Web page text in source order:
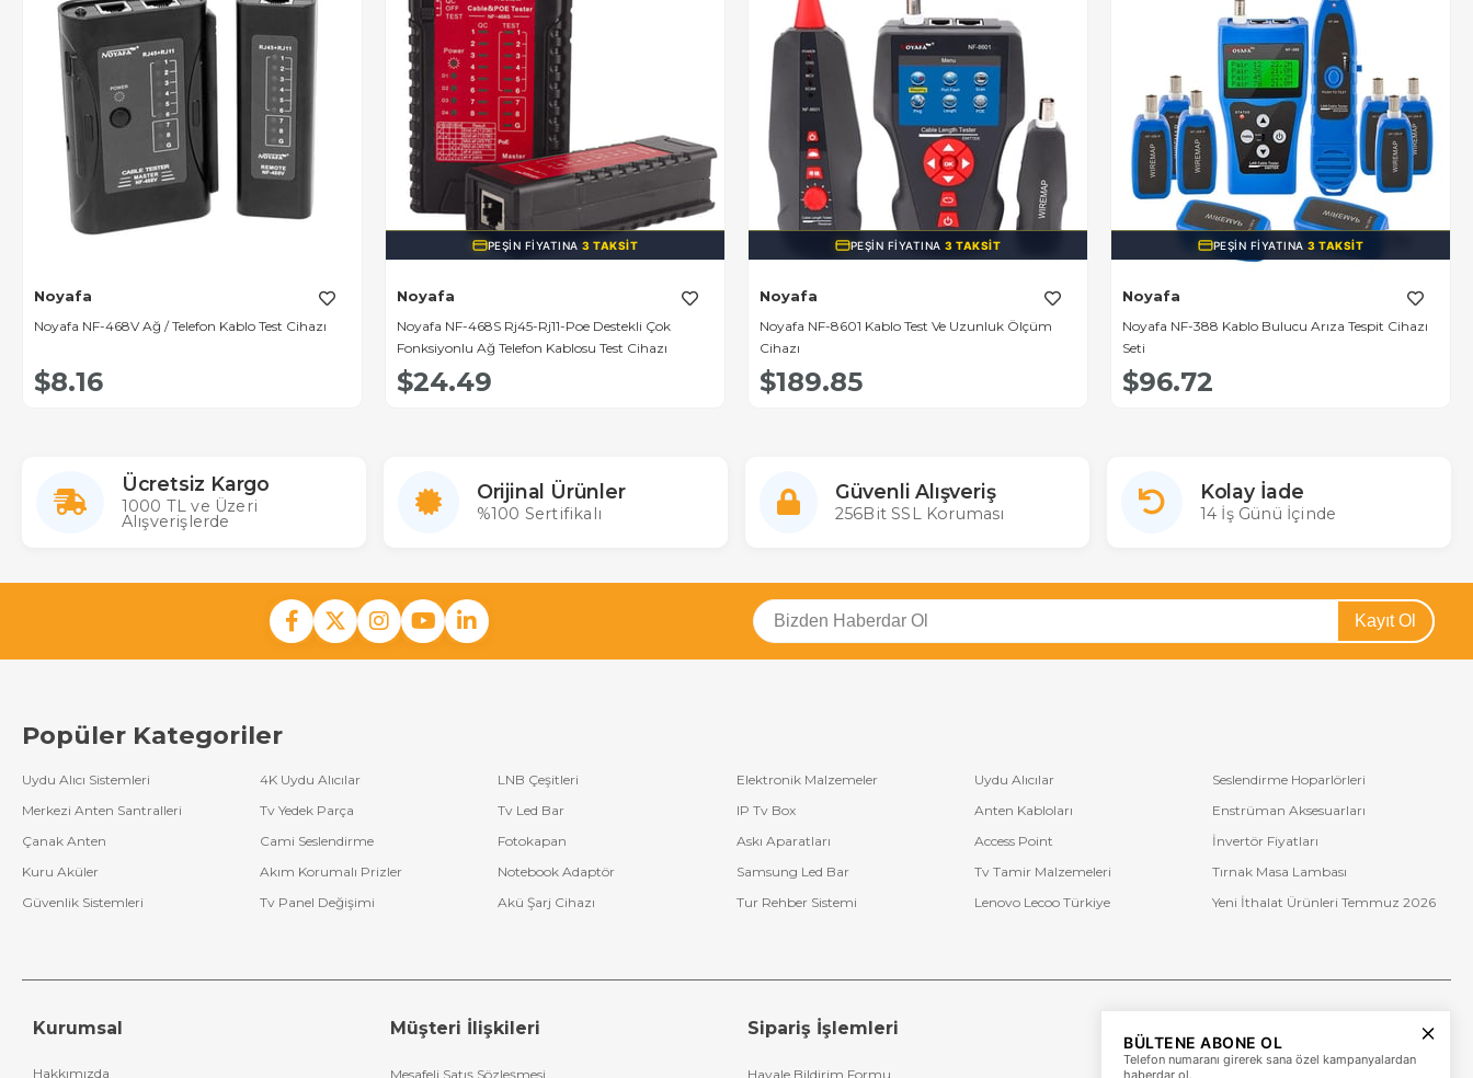
Noyafa
Noyafa NF-468V Ağ / Telefon Kablo Test Cihazı
$8.16
PEŞIN FIYATINA3 TAKSIT
Noyafa
Noyafa NF-468S Rj45-Rj11-Poe Destekli Çok
Fonksiyonlu Ağ Telefon Kablosu Test Cihazı
$24.49
PEŞIN FIYATINA3 TAKSIT
Noyafa
Noyafa NF-8601 Kablo Test Ve Uzunluk Ölçüm
Cihazı
$189.85
PEŞIN FIYATINA3 TAKSIT
Noyafa
Noyafa NF-388 Kablo Bulucu Arıza Tespit Cihazı
Seti
$96.72
Ücretsiz Kargo
1000 TL ve Üzeri
Alışverişlerde
Orijinal Ürünler
%100 Sertifikalı
Güvenli Alışveriş
256Bit SSL Koruması
Kolay İade
14 İş Günü İçinde
Kayıt Ol
Popüler Kategoriler
Uydu Alıcı Sistemleri 4K Uydu Alıcılar LNB Çeşitleri Elektronik Malzemeler Uydu Alıcılar
Seslendirme Hoparlörleri
Merkezi Anten Santralleri
Tv Yedek Parça Tv Led Bar IP Tv Box Anten Kabloları
Enstrüman Aksesuarları
Çanak Anten
Cami Seslendirme Fotokapan Askı Aparatları Access Point
İnvertör Fiyatları
Kuru Aküler
Akım Korumalı Prizler Notebook Adaptör Samsung Led Bar Tv Tamir Malzemeleri
Tırnak Masa Lambası
Güvenlik Sistemleri
Tv Panel Değişimi Akü Şarj Cihazı Tur Rehber Sistemi Lenovo Lecoo Türkiye Yeni İthalat Ürünleri Temmuz 2026
Kurumsal
Hakkımızda
Müşteri İlişkileri
Mesafeli Satış Sözleşmesi
Sipariş İşlemleri
Havale Bildirim Formu
+90 (850) 473 08 08
BÜLTENE ABONE OL
Telefon numaranı girerek sana özel kampanyalardan
haberdar ol.